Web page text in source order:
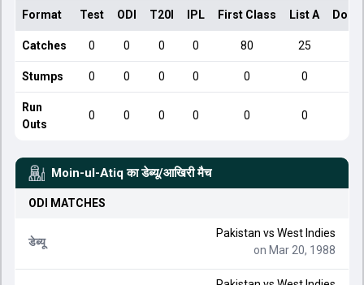
Format Test ODI T20I IPL First Class List A
Catches 0 0 0 0 80 25
Stumps 0 0 0 0 0 0
Run
Outs
0 0 0 0 0 0
Moin-ul-Atiq का डेब्यू/आखिरी मैच
ODI MATCHES
डेब्यू
Pakistan vs West Indies
on Mar 20, 1988